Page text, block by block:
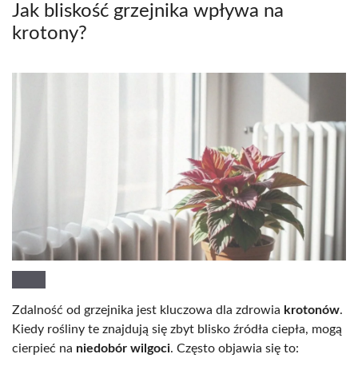
Jak bliskość grzejnika wpływa na
krotony?
Zdalność od grzejnika jest kluczowa dla zdrowia krotonów.
Kiedy rośliny te znajdują się zbyt blisko źródła ciepła, mogą
cierpieć na niedobór wilgoci. Często objawia się to: